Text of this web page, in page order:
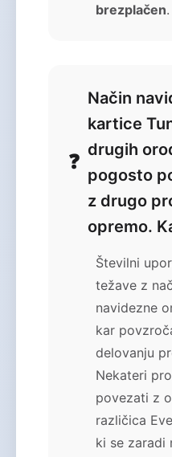
brezplačen.
Način
kartice
drugih
pogosto
z drugo
opremo.
Številni
težave z
navidezne
kar
delovanju
Nekateri
povezati z
različica
ki se zaradi